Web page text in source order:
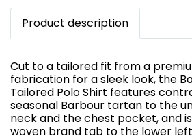
Product description
Cut to a tailored fit from a
fabrication for a sleek look, the
Tailored Polo Shirt features
seasonal Barbour tartan to the
neck and the chest pocket, and
woven brand tab to the lower